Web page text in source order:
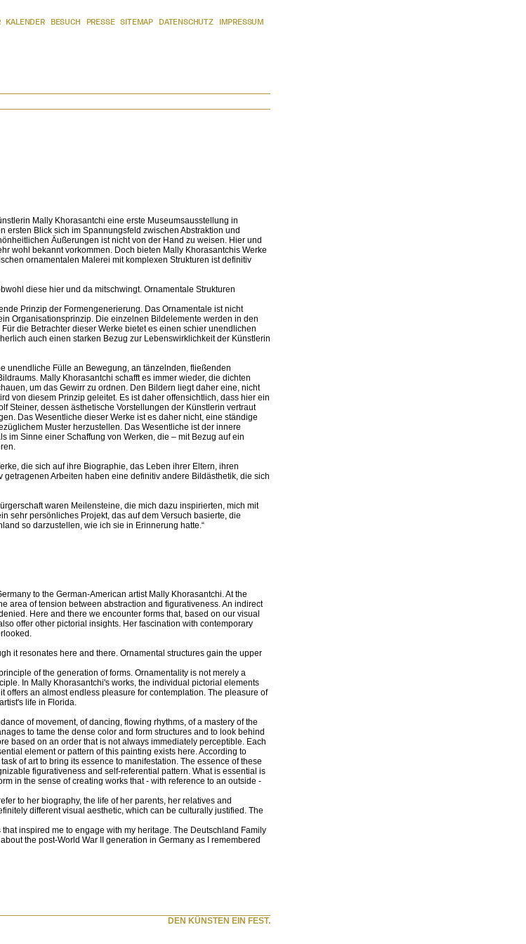
KALENDER BESUCH PRESSE SITEMAP DATENSCHUTZ IMPRESSUM
Mally Khorasantchi eine erste Museumsausstellung in
ersten Blick sich im Spannungsfeld zwischen Abstraktion und
Äußerungen ist nicht von der Hand zu weisen. Hier und
wohl bekannt vorkommen. Doch bieten Mally Khorasantchis Werke
ornamentalen Malerei mit komplexen Strukturen ist definitiv
diese hier und da mitschwingt. Ornamentale Strukturen
Prinzip der Formengenerierung. Das Ornamentale ist nicht
Organisationsprinzip. Die einzelnen Bildelemente werden in den
die Betrachter dieser Werke bietet es einen schier unendlichen
auch einen starken Bezug zur Lebenswirklichkeit der Künstlerin
unendliche Fülle an Bewegung, an tänzelnden, fließenden
Mally Khorasantchi schafft es immer wieder, die dichten
um das Gewirr zu ordnen. Den Bildern liegt daher eine, nicht
von diesem Prinzip geleitet. Es ist daher offensichtlich, dass hier ein
Steiner, dessen ästhetische Vorstellungen der Künstlerin vertraut
Das Wesentliche dieser Werke ist es daher nicht, eine ständige
Muster herzustellen. Das Wesentliche ist der innere
im Sinne einer Schaffung von Werken, die – mit Bezug auf ein
die sich auf ihre Biographie, das Leben ihrer Eltern, ihren
Arbeiten haben eine definitiv andere Bildästhetik, die sich
waren Meilensteine, die mich dazu inspirierten, mich mit
sehr persönliches Projekt, das auf dem Versuch basierte, die
so darzustellen, wie ich sie in Erinnerung hatte.“
to the German-American artist Mally Khorasantchi. At the
area of tension between abstraction and figurativeness. An indirect
Here and there we encounter forms that, based on our visual
offer other pictorial insights. Her fascination with contemporary
it resonates here and there. Ornamental structures gain the upper
of the generation of forms. Ornamentality is not merely a
In Mally Khorasantchi's works, the individual pictorial elements
offers an almost endless pleasure for contemplation. The pleasure of
life in Florida.
of movement, of dancing, flowing rhythms, of a mastery of the
to tame the dense color and form structures and to look behind
based on an order that is not always immediately perceptible. Each
element or pattern of this painting exists here. According to
of art to bring its essence to manifestation. The essence of these
figurativeness and self-referential pattern. What is essential is
in the sense of creating works that - with reference to an outside -
to her biography, the life of her parents, her relatives and
different visual aesthetic, which can be culturally justified. The
inspired me to engage with my heritage. The Deutschland Family
the post-World War II generation in Germany as I remembered
DEN KÜNSTEN EIN FEST.